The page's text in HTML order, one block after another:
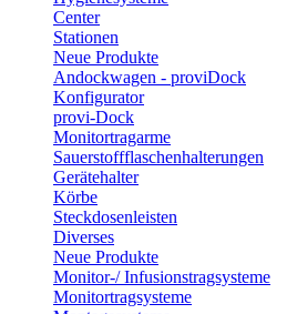
Center
Stationen
Neue Produkte
Andockwagen - proviDock
Konfigurator
provi-Dock
Monitortragarme
Sauerstoffflaschenhalterungen
Gerätehalter
Körbe
Steckdosenleisten
Diverses
Neue Produkte
Monitor-/ Infusionstragsysteme
Monitortragsysteme